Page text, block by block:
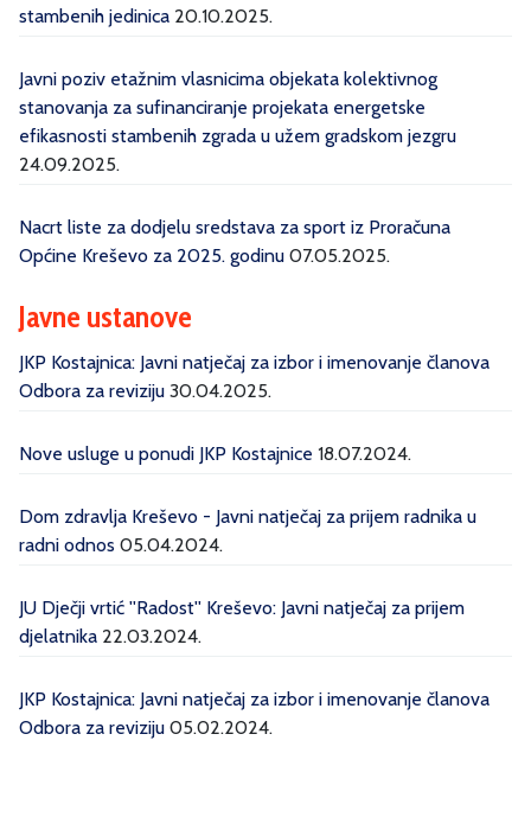
stambenih jedinica 20.10.2025.
Javni poziv etažnim vlasnicima objekata kolektivnog
stanovanja za sufinanciranje projekata energetske
efikasnosti stambenih zgrada u užem gradskom jezgru
24.09.2025.
Nacrt liste za dodjelu sredstava za sport iz Proračuna
Općine Kreševo za 2025. godinu 07.05.2025.
Javne ustanove
JKP Kostajnica: Javni natječaj za izbor i imenovanje članova
Odbora za reviziju 30.04.2025.
Nove usluge u ponudi JKP Kostajnice 18.07.2024.
Dom zdravlja Kreševo - Javni natječaj za prijem radnika u
radni odnos 05.04.2024.
JU Dječji vrtić ''Radost'' Kreševo: Javni natječaj za prijem
djelatnika 22.03.2024.
JKP Kostajnica: Javni natječaj za izbor i imenovanje članova
Odbora za reviziju 05.02.2024.